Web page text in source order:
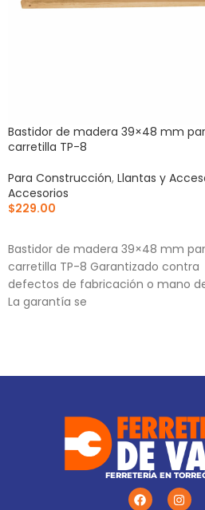
Bastidor de madera 39×48 mm
carretilla TP-8
Para Construcción, Llantas y
Accesorios
$229.00
Bastidor de madera 39×48 mm
carretilla TP-8 Garantizado contra
defectos de fabricación o mano
La garantía se
FERRETERÍA EN